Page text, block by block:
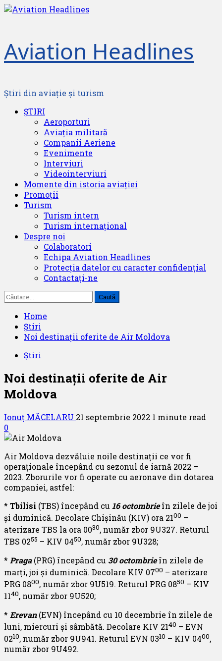
Skip
Aviation Headlines
Știri din aviație și turism
Primary
ȘTIRI
Aeroporturi
Aviația militară
Companii Aeriene
Evenimente
Interviuri
Videointerviuri
Momente din istoria aviației
Promoții
Turism
Turism intern
Turism internațional
Despre noi
Colaboratori
Echipa Aviation Headlines
Protecția datelor cu caracter confidențial
Contactați-ne
Caută
după:
Home
Știri
Noi destinații oferite de Air Moldova
Știri
Noi destinații oferite de Air
Moldova
Ionuț MĂCELARU 21 septembrie 2022 1 minute read
0
Air Moldova dezvăluie noile destinații ce vor fi
operaționale începând cu sezonul de iarnă 2022 –
2023. Zborurile vor fi operate cu aeronave din dotarea
companiei, astfel:
* Tbilisi (TBS) începând cu 16 octombrieîn zilele de joi
și duminică. Decolare Chișinău (KIV) ora 2100 –
aterizare TBS la ora 0030, număr zbor 9U327. Returul
TBS 0255 – KIV 0450, număr zbor 9U328;
* Praga(PRG) începând cu 30 octombrieîn zilele de
marți, joi și duminică. Decolare KIV 0700 – aterizare
PRG 0800, număr zbor 9U519. Returul PRG 0850 – KIV
1140, număr zbor 9U520;
* Erevan(EVN) începând cu 10 decembrie în zilele de
luni, miercuri și sâmbătă. Decolare KIV 2140 – EVN
0210, număr zbor 9U941. Returul EVN 0310 – KIV 0400,
număr zbor 9U492.